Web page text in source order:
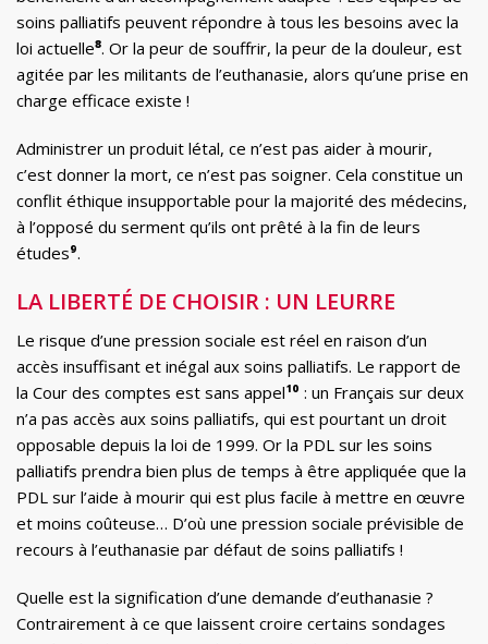
soins palliatifs peuvent répondre à tous les besoins avec la
loi actuelle⁸. Or la peur de souffrir, la peur de la douleur, est
agitée par les militants de l’euthanasie, alors qu’une prise en
charge efficace existe !
Administrer un produit létal, ce n’est pas aider à mourir,
c’est donner la mort, ce n’est pas soigner. Cela constitue un
conflit éthique insupportable pour la majorité des médecins,
à l’opposé du serment qu’ils ont prêté à la fin de leurs
études⁹.
LA LIBERTÉ DE CHOISIR : UN LEURRE
Le risque d’une pression sociale est réel en raison d’un
accès insuffisant et inégal aux soins palliatifs. Le rapport de
la Cour des comptes est sans appel¹⁰ : un Français sur deux
n’a pas accès aux soins palliatifs, qui est pourtant un droit
opposable depuis la loi de 1999. Or la PDL sur les soins
palliatifs prendra bien plus de temps à être appliquée que la
PDL sur l’aide à mourir qui est plus facile à mettre en œuvre
et moins coûteuse… D’où une pression sociale prévisible de
recours à l’euthanasie par défaut de soins palliatifs !
Quelle est la signification d’une demande d’euthanasie ?
Contrairement à ce que laissent croire certains sondages